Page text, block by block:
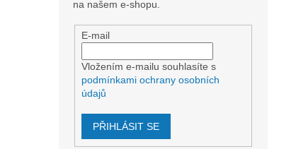
na našem e-shopu.
E-mail
Vložením e-mailu souhlasíte s
podmínkami ochrany osobních
údajů
PŘIHLÁSIT SE